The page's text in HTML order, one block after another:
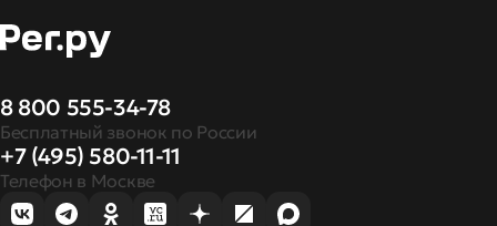
8 800 555-34-78
Бесплатный звонок по России
+7 (495) 580-11-11
Телефон в Москве